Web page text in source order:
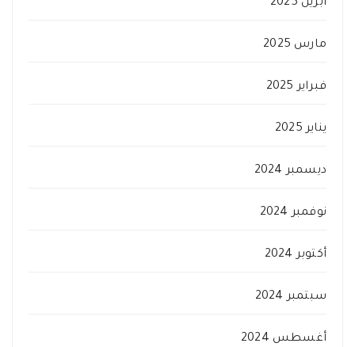
أبريل 2025
مارس 2025
فبراير 2025
يناير 2025
ديسمبر 2024
نوفمبر 2024
أكتوبر 2024
سبتمبر 2024
أغسطس 2024